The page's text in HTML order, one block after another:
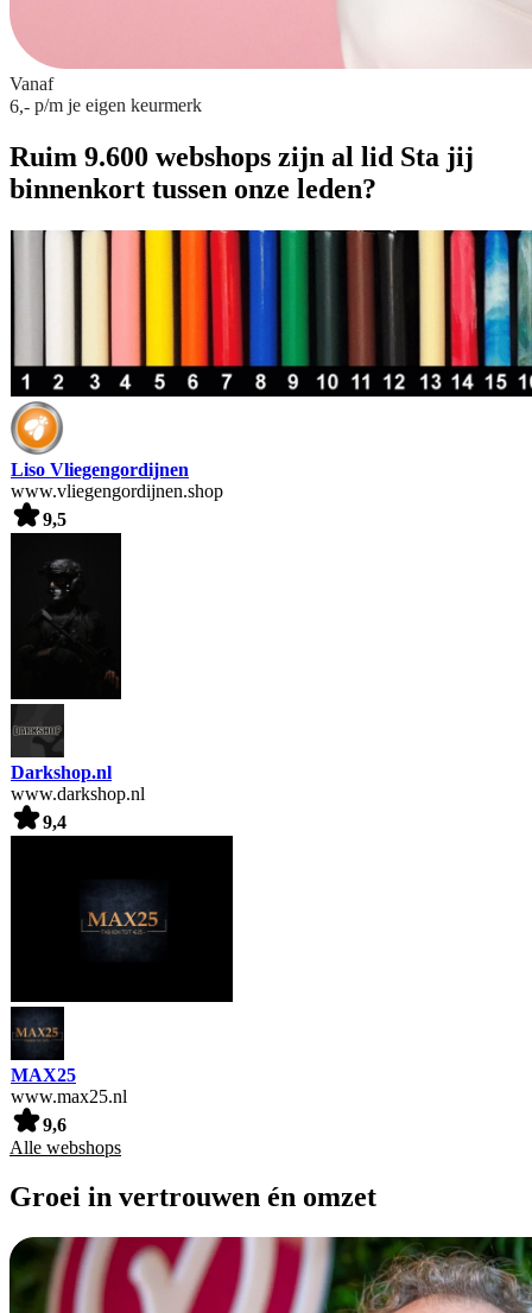
Vanaf
6,- p/m je eigen keurmerk
Ruim 9.600 webshops zijn al lid Sta jij
binnenkort tussen onze leden?
Liso Vliegengordijnen
www.vliegengordijnen.shop
9,5
Darkshop.nl
www.darkshop.nl
9,4
MAX25
www.max25.nl
9,6
Alle webshops
Groei in vertrouwen én omzet